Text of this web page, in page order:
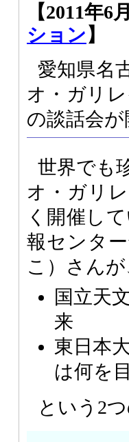
【2011年6
ション 】
愛知県名
オ・ガリ
の談話会が
世界でも
オ・ガリ
く開催し
報センタ
こ）さんが
国立天
来
東日本
は何を
という2